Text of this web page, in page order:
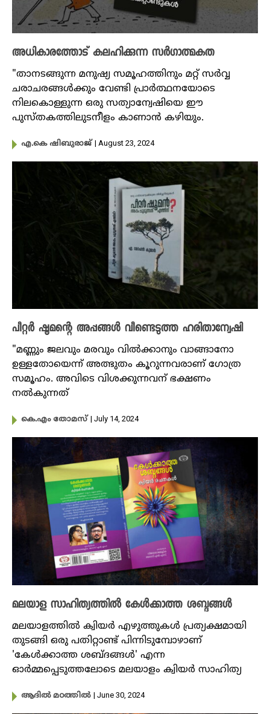
അധികാരത്തോട് കലഹിക്കുന്ന സർഗാത്മകത
"താനടങ്ങുന്ന മനുഷ്യ സമൂഹത്തിനും മറ്റ് സർവ്വ
ചരാചരങ്ങൾക്കും വേണ്ടി പ്രാർത്ഥനയോടെ
നിലകൊള്ളുന്ന ഒരു സത്യാന്വേഷിയെ ഈ
പുസ്തകത്തിലുടനീളം കാണാൻ കഴിയും.
എ.കെ ഷിബുരാജ് | August 23, 2024
പീറ്റർ ഷൂമന്റെ അപ്പങ്ങൾ വീണ്ടെടുത്ത ഹരിതാന്വേഷി
"മണ്ണും ജലവും മരവും വിൽക്കാനും വാങ്ങാനോ
ഉള്ളതോയെന്ന് അത്ഭുതം കൂറുന്നവരാണ് ഗോത്ര
സമൂഹം. അവിടെ വിശക്കുന്നവന് ഭക്ഷണം
നൽകുന്നത്
കെ.എം തോമസ് | July 14, 2024
മലയാള സാഹിത്യത്തിൽ കേൾക്കാത്ത ശബ്ദങ്ങൾ
മലയാളത്തിൽ ക്വിയർ എഴുത്തുകൾ പ്രത്യക്ഷമായി
തുടങ്ങി ഒരു പതിറ്റാണ്ട് പിന്നിടുമ്പോഴാണ്
'കേൾക്കാത്ത ശബ്ദങ്ങൾ' എന്ന
ഓർമ്മപ്പെടുത്തലോടെ മലയാളം ക്വിയർ സാഹിത്യ
ആദിൽ മഠത്തിൽ | June 30, 2024